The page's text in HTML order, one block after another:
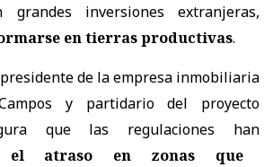
grandes inversiones extranjeras,
en tierras productivas.
de la empresa inmobiliaria
y partidario del proyecto
que las regulaciones han
el atraso en zonas que